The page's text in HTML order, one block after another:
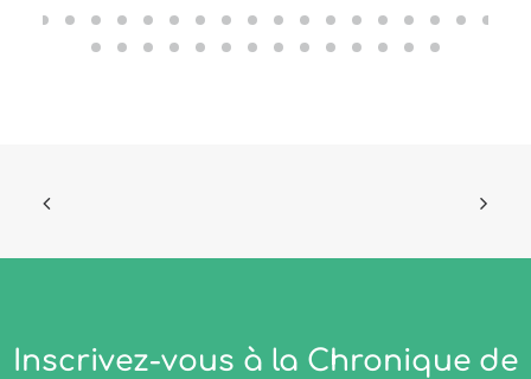
Inscrivez-vous à la Chronique de